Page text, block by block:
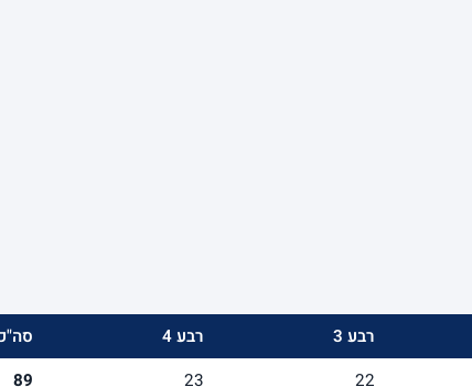
רבע 3 רבע 4
22
23
89